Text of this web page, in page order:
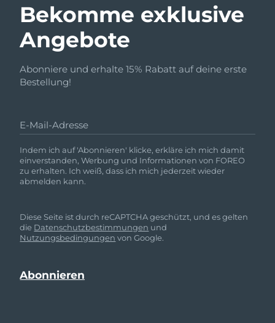
Bekomme exklusive
Angebote
Abonniere und erhalte 15% Rabatt auf deine erste
Bestellung!
E-Mail-Adresse
Indem ich auf 'Abonnieren' klicke, erkläre ich mich damit
einverstanden, Werbung und Informationen von FOREO
zu erhalten. Ich weiß, dass ich mich jederzeit wieder
abmelden kann.
Diese Seite ist durch reCAPTCHA geschützt, und es gelten
die Datenschutzbestimmungen und
Nutzungsbedingungen von Google.